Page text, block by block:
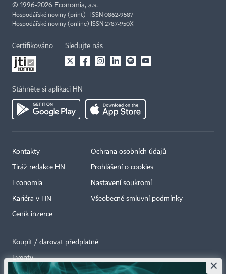
© 1996-2026 Economia, a.s.
Hospodářské noviny (print) ISSN 0862-9587
Hospodářské noviny (online) ISSN 2787-950X
Certifikováno Sledujte nás
Stáhněte si aplikaci HN
Kontakty
Tiráž redakce HN
Economia
Kariéra v HN
Ceník inzerce
Ochrana osobních údajů
Prohlášení o cookies
Nastavení soukromí
Všeobecné smluvní podmínky
Koupit / darovat předplatné
Eventy ×